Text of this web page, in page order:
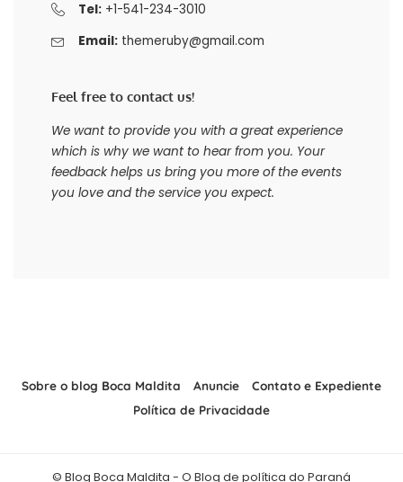
Tel:+1-541-234-3010
Email: themeruby@gmail.com
Feel free to contact us!
We want to provide you with a great experience
which is why we want to hear from you. Your
feedback helps us bring you more of the events
you love and the service you expect.
Sobre o blog Boca Maldita Anuncie
Contato e Expediente
Política de Privacidade
© Blog Boca Maldita - O Blog de política do Paraná